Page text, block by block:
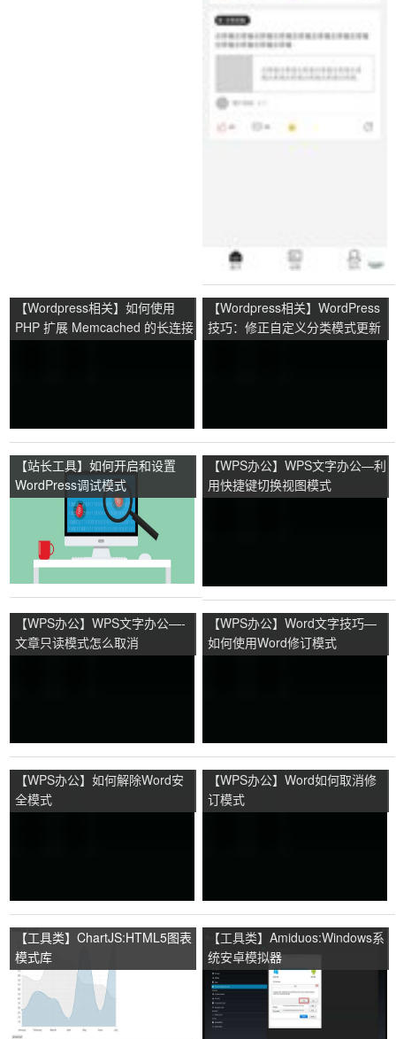
【Wordpress相关】如何使用
PHP 扩展 Memcached 的长连接
【Wordpress相关】WordPress
技巧：修正自定义分类模式更新
【站长工具】如何开启和设置
WordPress调试模式
【WPS办公】WPS文字办公—利
用快捷键切换视图模式
【WPS办公】WPS文字办公—-
文章只读模式怎么取消
【WPS办公】Word文字技巧—
如何使用Word修订模式
【WPS办公】如何解除Word安
全模式
【WPS办公】Word如何取消修
订模式
【工具类】ChartJS:HTML5图表
模式库
【工具类】Amiduos:Windows系
统安卓模拟器